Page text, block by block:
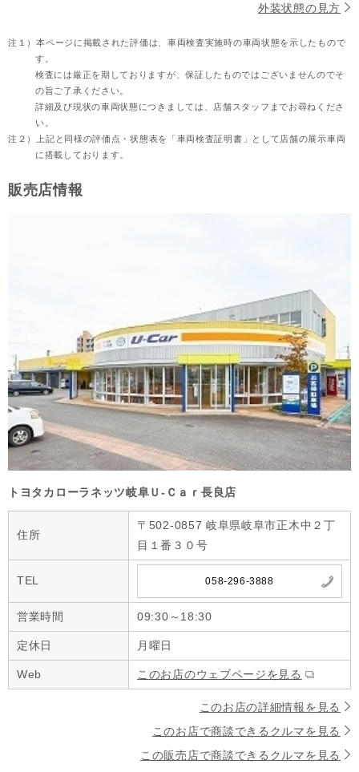
外装状態の見方
注１）本ページに掲載された評価は、車両検査実施時の車両状態を示したもので
す。
検査には厳正を期しておりますが、保証したものではございませんのでそ
の旨ご了承ください。
詳細及び現状の車両状態につきましては、店舗スタッフまでお尋ねくださ
い。
注２）
上記と同様の評価点・状態表を「車両検査証明書」として店舗の展示車両
に搭載しております。
販売店情報
トヨタカローラネッツ岐阜Ｕ‐Ｃａｒ長良店
住所
〒502-0857 岐阜県岐阜市正木中２丁
目１番３０号
TEL 058-296-3888
営業時間 09:30～18:30
定休日 月曜日
Web このお店のウェブページを見る
このお店の詳細情報を見る
このお店で商談できるクルマを見る
この販売店で商談できるクルマを見る